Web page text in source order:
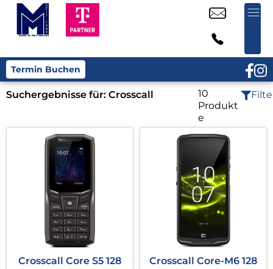
Termin Buchen
Suchergebnisse für: Crosscall
10
Produkt
e
Crosscall Core S5 128
Crosscall Core-M6 128